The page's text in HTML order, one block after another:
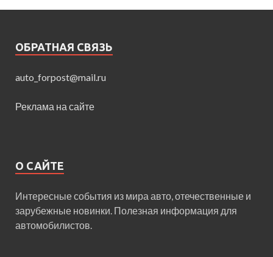
ОБРАТНАЯ СВЯЗЬ
auto_forpost@mail.ru
Реклама на сайте
О САЙТЕ
Интересные события из мира авто, отечественные и
зарубежные новинки. Полезная информация для
автомобилистов.